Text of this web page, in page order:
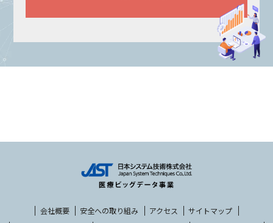
会社概要 安全への取り組み アクセス
サイトマップ